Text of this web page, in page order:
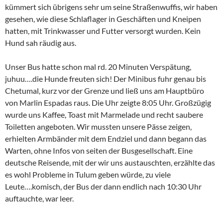
kümmert sich übrigens sehr um seine Straßenwuffis, wir haben
gesehen, wie diese Schlaflager in Geschäften und Kneipen
hatten, mit Trinkwasser und Futter versorgt wurden. Kein
Hund sah räudig aus.
Unser Bus hatte schon mal rd. 20 Minuten Verspätung,
juhuu….die Hunde freuten sich! Der Minibus fuhr genau bis
Chetumal, kurz vor der Grenze und ließ uns am Hauptbüro
von Marlin Espadas raus. Die Uhr zeigte 8:05 Uhr. Großzügig
wurde uns Kaffee, Toast mit Marmelade und recht saubere
Toiletten angeboten. Wir mussten unsere Pässe zeigen,
erhielten Armbänder mit dem Endziel und dann begann das
Warten, ohne Infos von seiten der Busgesellschaft. Eine
deutsche Reisende, mit der wir uns austauschten, erzählte das
es wohl Probleme in Tulum geben würde, zu viele
Leute….komisch, der Bus der dann endlich nach 10:30 Uhr
auftauchte, war leer.